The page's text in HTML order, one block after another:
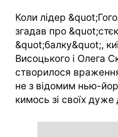
Коли лідер
згадав про
&quot;балку&quot;,
Висоцького і Олега
створилося
не з відомим нью-
кимось зі своїх дуже